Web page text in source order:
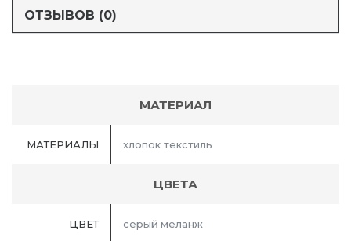
ОТЗЫВОВ (0)
МАТЕРИАЛ
МАТЕРИАЛЫ хлопок текстиль
ЦВЕТА
ЦВЕТ серый меланж